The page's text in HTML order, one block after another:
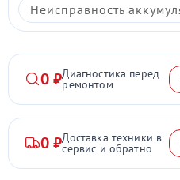
Неисправность
0 ₽Диагностика перед
ремонтом
0 ₽Доставка техники в
сервис и обратно